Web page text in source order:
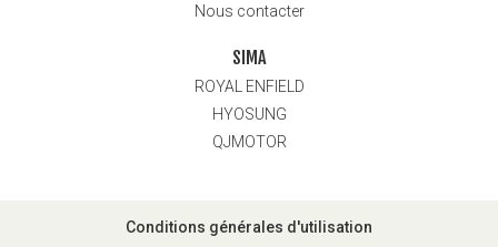
Nous contacter
SIMA
ROYAL ENFIELD
HYOSUNG
QJMOTOR
Conditions générales d'utilisation